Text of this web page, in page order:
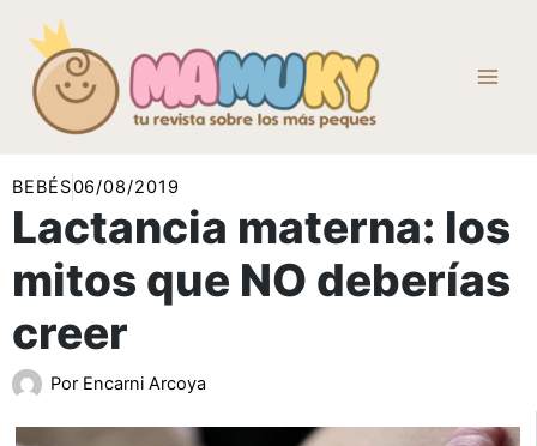
contenido
BEBÉS06/08/2019
Lactancia materna: los
mitos que NO deberías
creer
Por Encarni Arcoya